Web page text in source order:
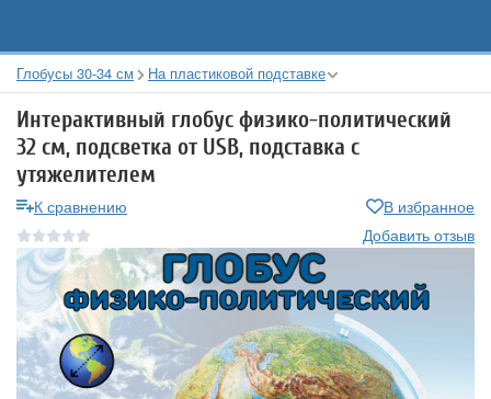
Глобусы 30-34 см На пластиковой подставке
Интерактивный глобус физико-политический
32 см, подсветка от USB, подставка с
утяжелителем
К сравнению
В избранное
Добавить отзыв